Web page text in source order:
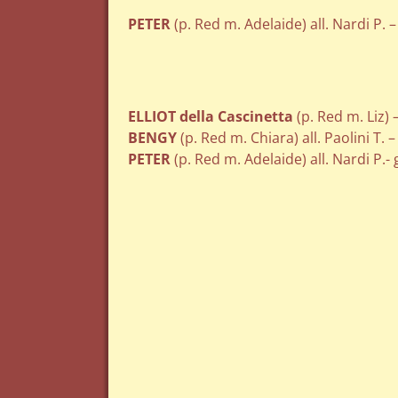
PETER(p. Red m. Adelaide) all. Nardi P.
ELLIOT della Cascinetta (p. Red m. Liz)
BENGY(p. Red m. Chiara) all. Paolini T.
PETER(p. Red m. Adelaide) all. Nardi P.-